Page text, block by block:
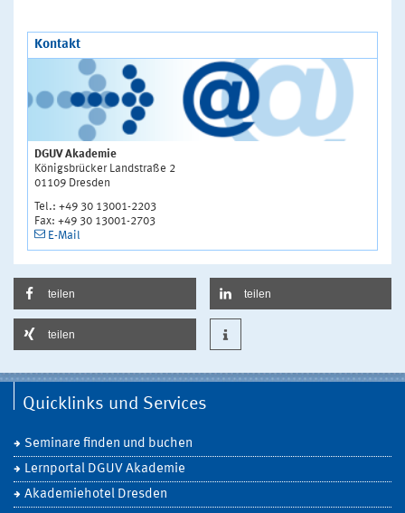
Kontakt
DGUV Akademie
Königsbrücker Landstraße 2
01109 Dresden
Tel.: +49 30 13001-2203
Fax: +49 30 13001-2703
E-Mail
teilen teilen
teilen
Quicklinks und Services
Seminare finden und buchen
Lernportal DGUV Akademie
Akademiehotel Dresden